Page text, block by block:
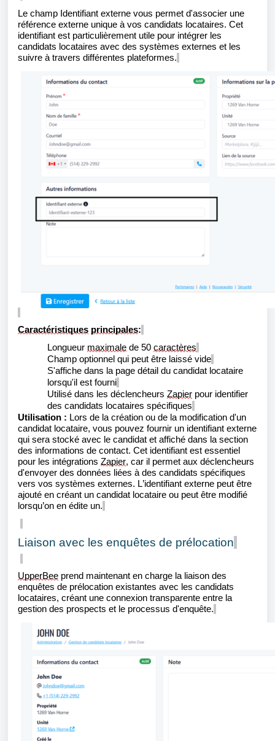
Le champ Identifiant externe vous permet d'associer une
référence externe unique à vos candidats locataires. Cet
identifiant est particulièrement utile pour intégrer les
candidats locataires avec des systèmes externes et les
suivre à travers différentes plateformes.
Caractéristiques principales:
Longueur maximale de 50 caractères
Champ optionnel qui peut être laissé vide
S'affiche dans la page détail du candidat locataire
lorsqu'il est fourni
Utilisé dans les déclencheurs Zapier pour identifier
des candidats locataires spécifiques
Utilisation : Lors de la création ou de la modification d'un
candidat locataire, vous pouvez fournir un identifiant externe
qui sera stocké avec le candidat et affiché dans la section
des informations de contact. Cet identifiant est essentiel
pour les intégrations Zapier, car il permet aux déclencheurs
d'envoyer des données liées à des candidats spécifiques
vers vos systèmes externes. L’identifiant externe peut être
ajouté en créant un candidat locataire ou peut être modifié
lorsqu’on en édite un.
Liaison avec les enquêtes de prélocation
UpperBee prend maintenant en charge la liaison des
enquêtes de prélocation existantes avec les candidats
locataires, créant une connexion transparente entre la
gestion des prospects et le processus d'enquête.